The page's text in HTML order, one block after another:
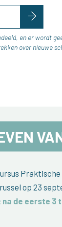
en er wordt
over nieuwe
op 23
na de eerste 3